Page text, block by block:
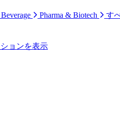
Pharma & Biotech
す
ョンを表示